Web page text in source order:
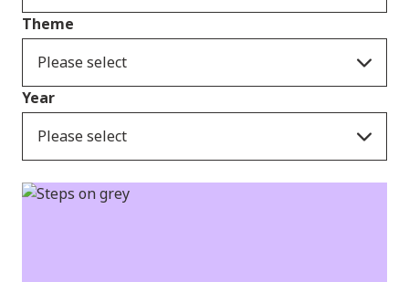
Theme
Please select
Year
Please select